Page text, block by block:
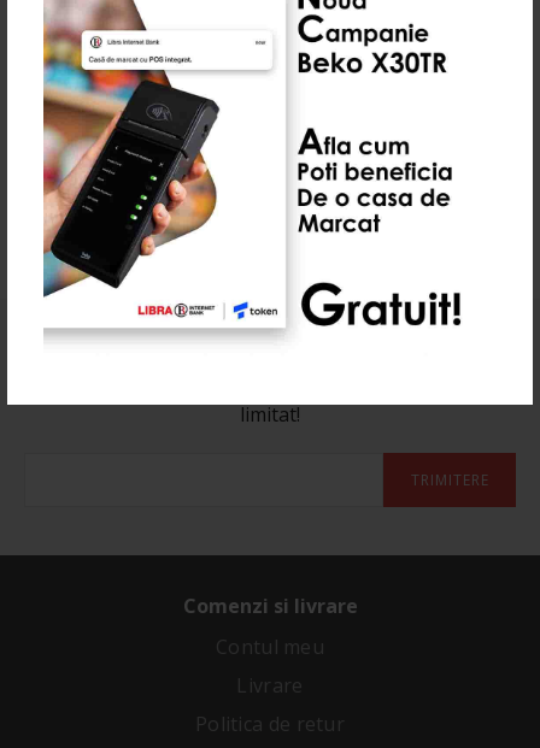
Produse Recomandate
0 Recenzie(i)
Abonează-te la newsletter-ul nostru
limitat!
TRIMITERE
Comenzi si livrare
Contul meu
Livrare
Politica de retur